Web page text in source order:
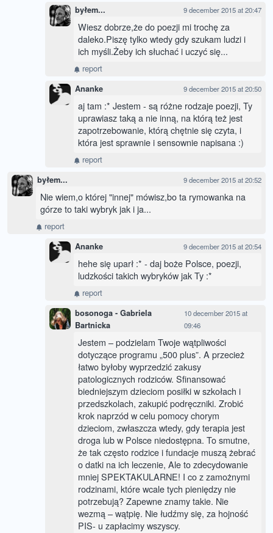
byłem... 9 december 2015 at 20:47
Wiesz dobrze,że do poezji mi trochę za
daleko.Piszę tylko wtedy gdy szukam ludzi i
ich myśli.Żeby ich słuchać i uczyć się...
report
Ananke 9 december 2015 at 20:50
aj tam :* Jestem - są różne rodzaje poezji, Ty
uprawiasz taką a nie inną, na którą też jest
zapotrzebowanie, którą chętnie się czyta, i
która jest sprawnie i sensownie napisana :)
report
byłem... 9 december 2015 at 20:52
Nie wiem,o której "innej" mówisz,bo ta rymowanka na
górze to taki wybryk jak i ja...
report
Ananke 9 december 2015 at 20:54
hehe się uparł :* - daj boże Polsce, poezji,
ludzkości takich wybryków jak Ty :*
report
bosonoga - Gabriela
Bartnicka
10 december 2015 at
09:46
Jestem – podzielam Twoje wątpliwości
dotyczące programu „500 plus”. A przecież
łatwo byłoby wyprzedzić zakusy
patologicznych rodziców. Sfinansować
biedniejszym dzieciom posiłki w szkołach i
przedszkolach, zakupić podręczniki. Zrobić
krok naprzód w celu pomocy chorym
dzieciom, zwłaszcza wtedy, gdy terapia jest
droga lub w Polsce niedostępna. To smutne,
że tak często rodzice i fundacje muszą żebrać
o datki na ich leczenie, Ale to zdecydowanie
mniej SPEKTAKULARNE! I co z zamożnymi
rodzinami, które wcale tych pieniędzy nie
potrzebują? Zapewne znamy takie. Nie
wezmą – wątpię. Nie łudźmy się, za hojność
PIS- u zapłacimy wszyscy.